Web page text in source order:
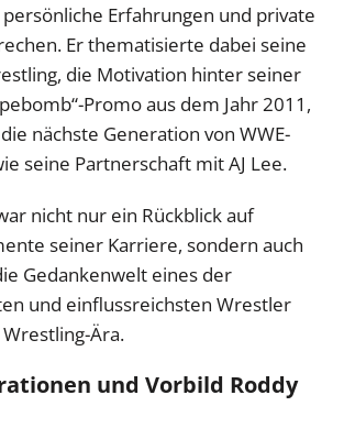
Erfahrungen und private
Er thematisierte dabei seine
die Motivation hinter seiner
Promo aus dem Jahr 2011,
nächste Generation von WWE-
seine Partnerschaft mit AJ Lee.
nicht nur ein Rückblick auf
seiner Karriere, sondern auch
Gedankenwelt eines der
und einflussreichsten Wrestler
Ära.
und Vorbild Roddy